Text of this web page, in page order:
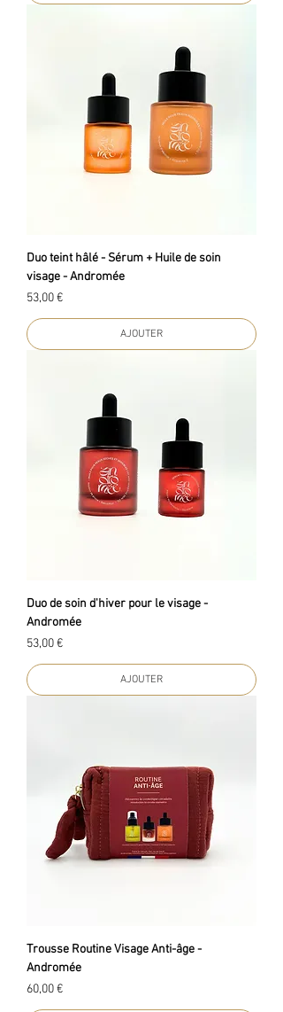
Duo teint hâlé - Sérum + Huile de soin
visage - Andromée
Prix
53,00 €
AJOUTER
Duo de soin d'hiver pour le visage -
Andromée
Prix
53,00 €
AJOUTER
Trousse Routine Visage Anti-âge -
Andromée
Prix
60,00 €